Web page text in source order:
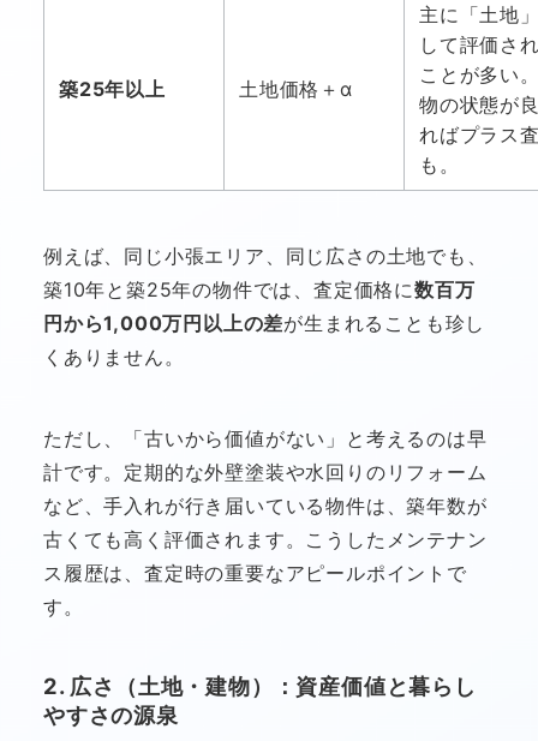
築25年以上 土地価格＋α
主に「土地
して評価さ
ことが多い
物の状態が
ればプラス
も。
例えば、同じ小張エリア、同じ広さの土地でも、
築10年と築25年の物件では、査定価格に数百万
円から1,000万円以上の差が生まれることも珍し
くありません。
ただし、「古いから価値がない」と考えるのは早
計です。定期的な外壁塗装や水回りのリフォーム
など、手入れが行き届いている物件は、築年数が
古くても高く評価されます。こうしたメンテナン
ス履歴は、査定時の重要なアピールポイントで
す。
2. 広さ（土地・建物）：資産価値と暮らし
やすさの源泉